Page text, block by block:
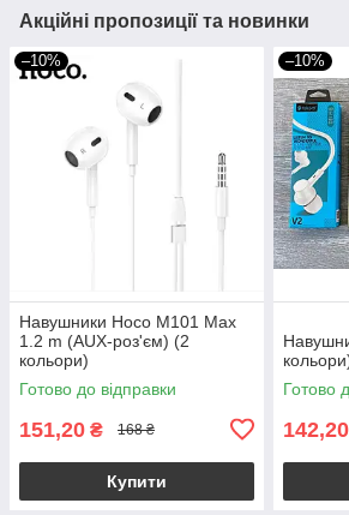
Акційні пропозиції та новинки
–10%
Навушники Hoco M101 Max
1.2 m (AUX-роз'єм) (2
кольори)
Готово до відправки
151,20 ₴ 168 ₴
Купити
–10%
Готово
142,20